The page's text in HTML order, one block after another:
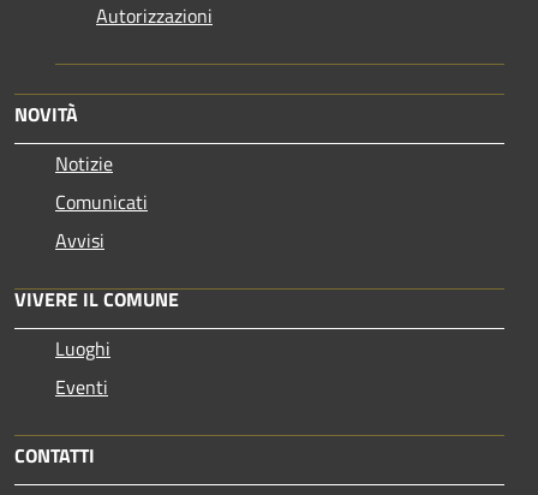
Autorizzazioni
NOVITÀ
Notizie
Comunicati
Avvisi
VIVERE IL COMUNE
Luoghi
Eventi
CONTATTI